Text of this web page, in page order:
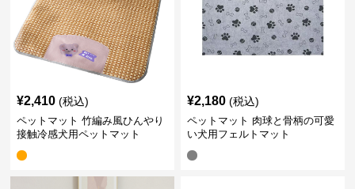
¥2,410 (税込)
ペットマット 竹編み風ひんやり
接触冷感犬用ペットマット
¥2,180 (税込)
ペットマット 肉球と骨柄の可愛
い犬用フェルトマット